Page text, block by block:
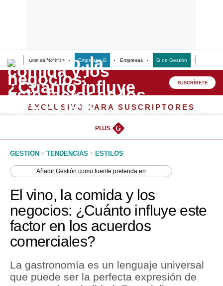
Últimas Noticias Empresas G Empresas G de Gestión
Lo último
Peru Quiosco
Management & Empleo
Perú
Política
Tu Dinero
Finanzas Personales
Inmobiliarias
SUSCRÍBETE
EXCLUSIVO PARA SUSCRIPTORES
PLUS G
GESTION > TENDENCIAS > ESTILOS
AñadirGestión como fuente preferida en
El vino, la comida y los
negocios: ¿Cuánto influye este
factor en los acuerdos
comerciales?
La gastronomía es un lenguaje universal
que puede ser la perfecta expresión de